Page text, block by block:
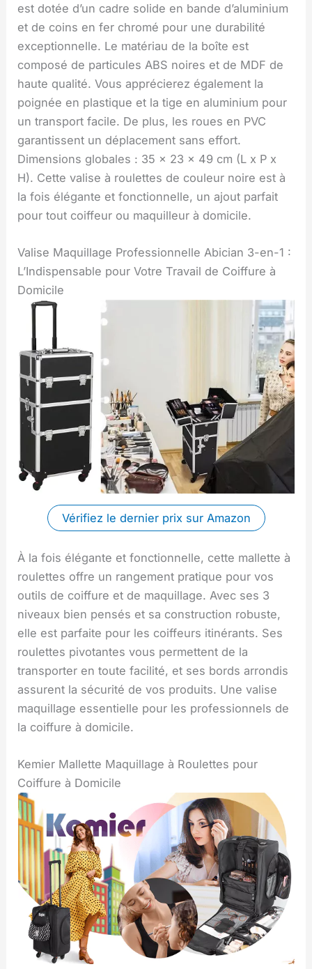
est dotée d’un cadre solide en bande d’aluminium
et de coins en fer chromé pour une durabilité
exceptionnelle. Le matériau de la boîte est
composé de particules ABS noires et de MDF de
haute qualité. Vous apprécierez également la
poignée en plastique et la tige en aluminium pour
un transport facile. De plus, les roues en PVC
garantissent un déplacement sans effort.
Dimensions globales : 35 x 23 x 49 cm (L x P x
H). Cette valise à roulettes de couleur noire est à
la fois élégante et fonctionnelle, un ajout parfait
pour tout coiffeur ou maquilleur à domicile.
Valise Maquillage Professionnelle Abician 3-en-1 :
L’Indispensable pour Votre Travail de Coiffure à
Domicile
Vérifiez le dernier prix sur Amazon
À la fois élégante et fonctionnelle, cette mallette à
roulettes offre un rangement pratique pour vos
outils de coiffure et de maquillage. Avec ses 3
niveaux bien pensés et sa construction robuste,
elle est parfaite pour les coiffeurs itinérants. Ses
roulettes pivotantes vous permettent de la
transporter en toute facilité, et ses bords arrondis
assurent la sécurité de vos produits. Une valise
maquillage essentielle pour les professionnels de
la coiffure à domicile.
Kemier Mallette Maquillage à Roulettes pour
Coiffure à Domicile